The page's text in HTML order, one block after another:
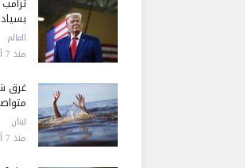
العالم
منذ 7 أيام
غرق
لبنان
منذ 7 أيام